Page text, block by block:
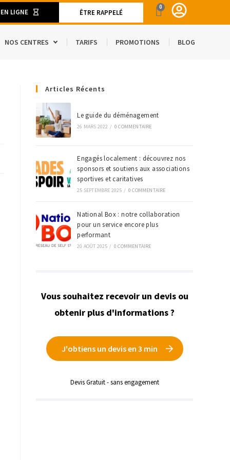
LIGNE ÊTRE RAPPELÉ
0
ET MATÉRIELS DE DÉMÉNAGEMENT
NOS CENTRES TARIFS PROMOTIONS BLOG
Articles Récents
Le guide du déménagement
26 MARS 2022 / 0 COMMENTAIRE
Engagés localement : découvrez nos
sponsors et soutiens aux associations
sportives et caritatives
25 SEPTEMBRE 2025 / 0 COMMENTAIRE
National Box : notre collaboration
pour un service encore plus
performant
20 AOÛT 2025 / 0 COMMENTAIRE
Vous souhaitez recevoir un devis ou
obtenir plus d'informations ?
J'obtiens un devis en 3 min
Devis Gratuit - sans engagement